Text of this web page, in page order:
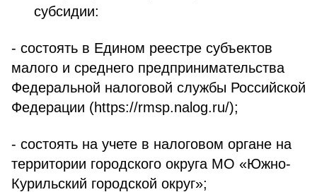
субсидии:
- состоять в Едином реестре субъектов
малого и среднего предпринимательства
Федеральной налоговой службы Российской
Федерации (https://rmsp.nalog.ru/);
- состоять на учете в налоговом органе на
территории городского округа МО «Южно-
Курильский городской округ»;